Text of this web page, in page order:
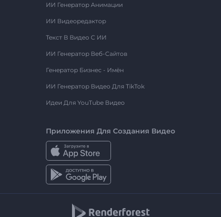
ИИ Генератор Анимации
ИИ Видеоредактор
Текст В Видео С ИИ
ИИ Генератор Веб-Сайтов
Генератор Бизнес - Имён
ИИ Генератор Видео Для TikTok
Идеи Для YouTube Видео
Приложения Для Создания Видео